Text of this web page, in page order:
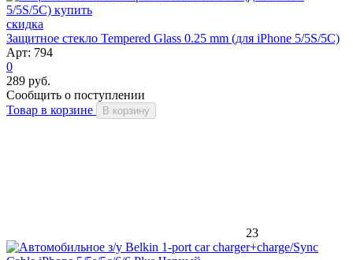
скидка
Защитное стекло Tempered Glass 0.25 mm (для iPhone 5/5S/5C)
Арт: 794
0
289 руб.
Сообщить о поступлении
Товар в корзине
В корзину
23